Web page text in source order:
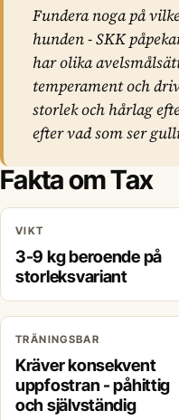
Fundera noga på
hunden - SKK
har olika
temperament och
storlek och hårlag
efter vad som ser
Fakta om Tax
VIKT
3-9 kg beroende på
storleksvariant
TRÄNINGSBAR
Kräver konsekvent
uppfostran - påhittig
och självständig